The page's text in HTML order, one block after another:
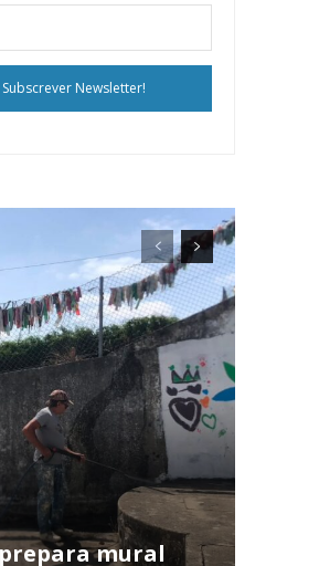
Subscrever Newsletter!
mural